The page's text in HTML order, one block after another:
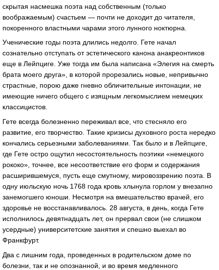
скрытая насмешка поэта над собственным (только
воображаемым) счастьем — почти не доходит до читателя,
покоренного властными чарами этого лунного ноктюрна.
Ученические годы поэта длились недолго. Гете начал
сознательно отступать от эстетического канона анакреонтиков
еще в Лейпциге. Уже тогда им была написана «Элегия на смерть
брата моего друга», в которой прорезались новые, непривычно
страстные, порою даже гневно обличительные интонации, не
имеющие ничего общего с изящным легкомыслием немецких
классицистов.
Гете всегда болезненно переживал все, что стесняло его
развитие, его творчество. Такие кризисы духовного роста нередко
кончались серьезными заболеваниями. Так было и в Лейпциге,
где Гете остро ощутил несостоятельность поэтики «немецкого
рококо», точнее, все несоответствие его форм и содержания
расширившемуся, пусть еще смутному, мировоззрению поэта. В
одну июльскую ночь 1768 года кровь хлынула горлом у внезапно
занемогшего юноши. Несмотря на вмешательство врачей, его
здоровье не восстанавливалось. 28 августа, в день, когда Гете
исполнилось девятнадцать лет, он прервал свои (не слишком
усердные) университетские занятия и спешно выехал во
Франкфурт.
Два с лишним года, проведенных в родительском доме по
болезни, так и не опознанной, и во время медленного